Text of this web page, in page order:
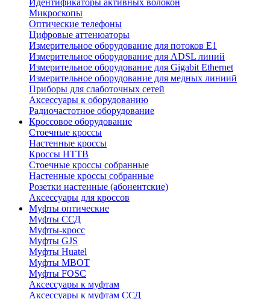
Микроскопы
Оптические телефоны
Цифровые аттенюаторы
Измерительное оборудование для потоков Е1
Измерительное оборудование для ADSL линий
Измерительное оборудование для Gigabit Ethernet
Измерительное оборудование для медных линиий
Приборы для слаботочных сетей
Аксессуары к оборудованию
Радиочастотное оборудование
Кроссовое оборудование
Стоечные кроссы
Настенные кроссы
Кроссы HTTB
Стоечные кроссы собранные
Настенные кроссы собранные
Розетки настенные (абонентские)
Аксессуары для кроссов
Муфты оптические
Муфты ССД
Муфты-кросс
Муфты GJS
Муфты Huatel
Муфты МВОТ
Муфты FOSC
Аксессуары к муфтам
Аксессуары к муфтам ССД